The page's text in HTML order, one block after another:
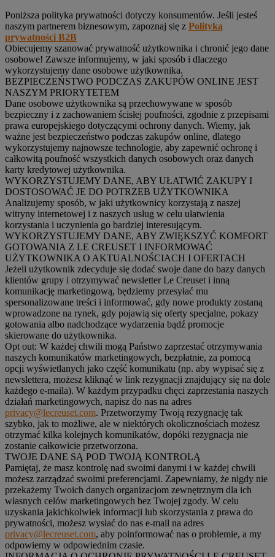
Poniższa polityka prywatności dotyczy konsumentów. Jeśli jesteś
naszym partnerem biznesowym, zapoznaj się z Polityką
prywatności B2B
Obiecujemy szanować prywatność użytkownika i chronić jego dane
osobowe! Zawsze informujemy, w jaki sposób i dlaczego
wykorzystujemy dane osobowe użytkownika.
BEZPIECZEŃSTWO PODCZAS ZAKUPÓW ONLINE JEST
NASZYM PRIORYTETEM
Dane osobowe użytkownika są przechowywane w sposób
bezpieczny i z zachowaniem ścisłej poufności, zgodnie z przepisami
prawa europejskiego dotyczącymi ochrony danych. Wiemy, jak
ważne jest bezpieczeństwo podczas zakupów online, dlatego
wykorzystujemy najnowsze technologie, aby zapewnić ochronę i
całkowitą poufność wszystkich danych osobowych oraz danych
karty kredytowej użytkownika.
WYKORZYSTUJEMY DANE, ABY UŁATWIĆ ZAKUPY I
DOSTOSOWAĆ JE DO POTRZEB UŻYTKOWNIKA
Analizujemy sposób, w jaki użytkownicy korzystają z naszej
witryny internetowej i z naszych usług w celu ułatwienia
korzystania i uczynienia go bardziej interesującym.
WYKORZYSTUJEMY DANE, ABY ZWIĘKSZYĆ KOMFORT
GOTOWANIA Z LE CREUSET I INFORMOWAĆ
UŻYTKOWNIKA O AKTUALNOŚCIACH I OFERTACH
Jeżeli użytkownik zdecyduje się dodać swoje dane do bazy danych
klientów grupy i otrzymywać newsletter Le Creuset i inną
komunikację marketingową, będziemy przesyłać mu
spersonalizowane treści i informować, gdy nowe produkty zostaną
wprowadzone na rynek, gdy pojawią się oferty specjalne, pokazy
gotowania albo nadchodzące wydarzenia bądź promocje
skierowane do użytkownika.
Opt out: W każdej chwili mogą Państwo zaprzestać otrzymywania
naszych komunikatów marketingowych, bezpłatnie, za pomocą
opcji wyświetlanych jako część komunikatu (np. aby wypisać się z
newslettera, możesz kliknąć w link rezygnacji znajdujący się na dole
każdego e-maila). W każdym przypadku chęci zaprzestania naszych
działań marketingowych, napisz do nas na adres
privacy@lecreuset.com. Przetworzymy Twoją rezygnację tak
szybko, jak to możliwe, ale w niektórych okolicznościach możesz
otrzymać kilka kolejnych komunikatów, dopóki rezygnacja nie
zostanie całkowicie przetworzona.
TWOJE DANE SĄ POD TWOJĄ KONTROLĄ
Pamiętaj, że masz kontrolę nad swoimi danymi i w każdej chwili
możesz zarządzać swoimi preferencjami. Zapewniamy, że nigdy nie
przekażemy Twoich danych organizacjom zewnętrznym dla ich
własnych celów marketingowych bez Twojej zgody. W celu
uzyskania jakichkolwiek informacji lub skorzystania z prawa do
prywatności, możesz wysłać do nas e-mail na adres
privacy@lecreuset.com, aby poinformować nas o problemie, a my
odpowiemy w odpowiednim czasie.